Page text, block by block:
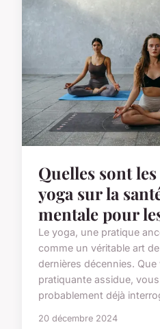
Quelles sont
yoga sur la
mentale pour
Le yoga, une pratique
comme un véritable art
dernières décennies.
pratiquante assidue,
probablement déjà
20 décembre 2024